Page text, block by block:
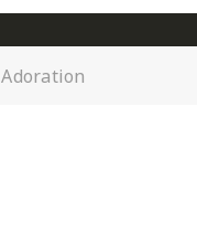
Adoration